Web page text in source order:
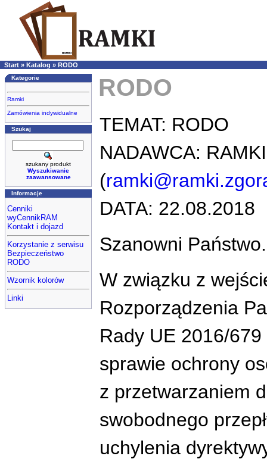
Start » Katalog » RODO
Kategorie
Ramki
Zamówienia indywidualne
Szukaj
szukany produkt
Wyszukiwanie
zaawansowane
Informacje
Cenniki
wyCennikRAM
Kontakt i dojazd
Korzystanie z serwisu
Bezpieczeństwo
RODO
Wzornik kolorów
Linki
RODO
TEMAT: RODO
NADAWCA:
(
DATA: 22.08.2018
Szanowni Państwo.
W związku z
Rozporządzenia
Rady UE 2016/
sprawie ochrony
z przetwarzaniem
swobodnego
uchylenia